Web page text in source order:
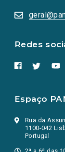
Redes
numa
nova
Espaço
Rua da
1100-042
Portugal